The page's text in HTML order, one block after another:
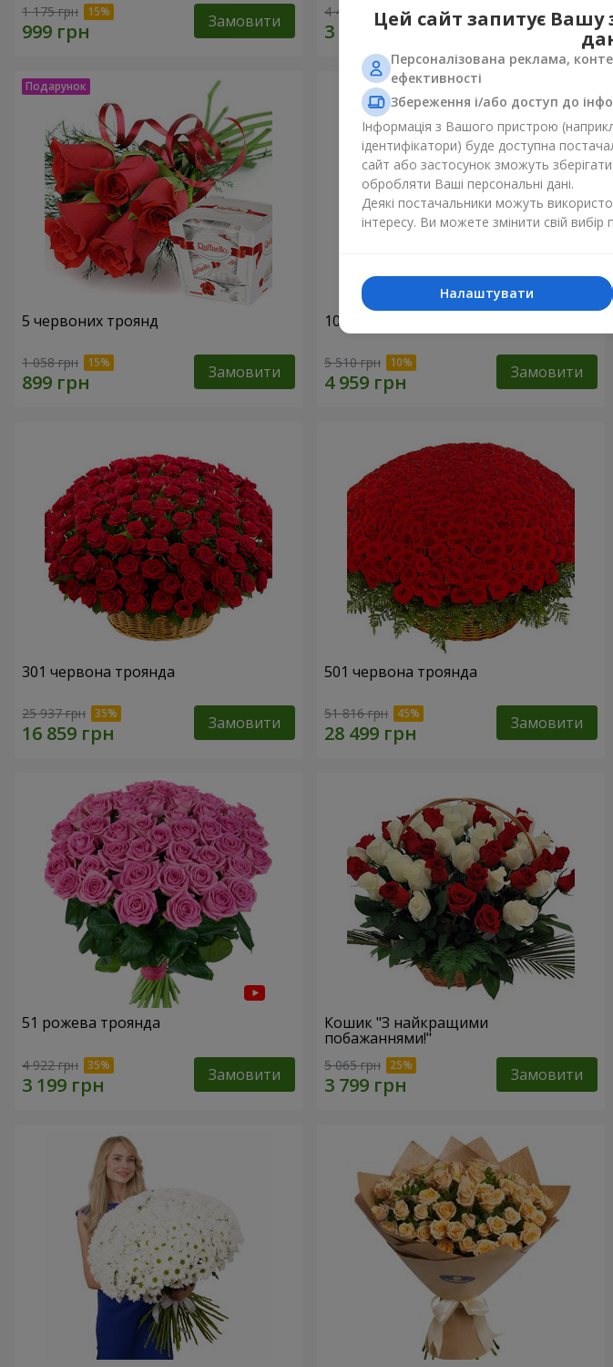
1 175 грн Замовити 4 469 грн Замовити
5 червоних троянд
1 058 грн Замовити
101 червона і біла троянда
5 510 грн Замовити
301 червона троянда
25 937 грн Замовити
501 червона троянда
51 816 грн Замовити
51 рожева троянда
4 922 грн Замовити
Кошик "З найкращими
побажаннями!"
5 065 грн Замовити
Цей сайт запитує
Персоналізована реклама,
ефективності
Збереження і/або доступ до
Інформація з Вашого пристрою
ідентифікатори) буде доступна
сайт або застосунок зможуть
обробляти Ваші персональні дані.
Деякі постачальники можуть
інтересу. Ви можете змінити свій вибір
Налаштувати